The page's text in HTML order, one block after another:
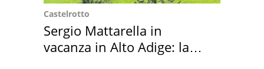
Castelrotto
Sergio Mattarella in
vacanza in Alto Adige: la